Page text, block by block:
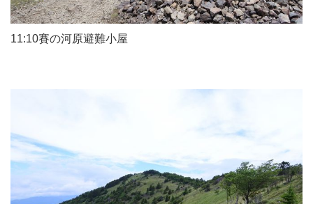
11:10賽の河原避難小屋